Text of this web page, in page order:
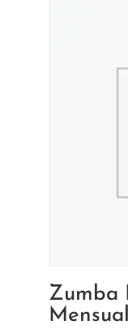
Zumba
Mensual